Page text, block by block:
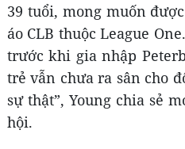
39 tuổi, mong muốn
áo CLB thuộc League
trước khi gia nhập
trẻ vẫn chưa ra sân cho
sự thật”, Young chia sẻ
hội.